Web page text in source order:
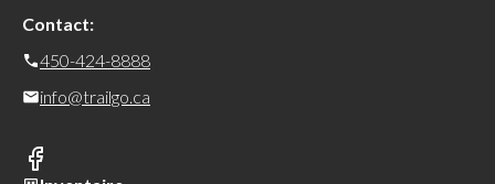
Contact:
450-424-8888
info@trailgo.ca